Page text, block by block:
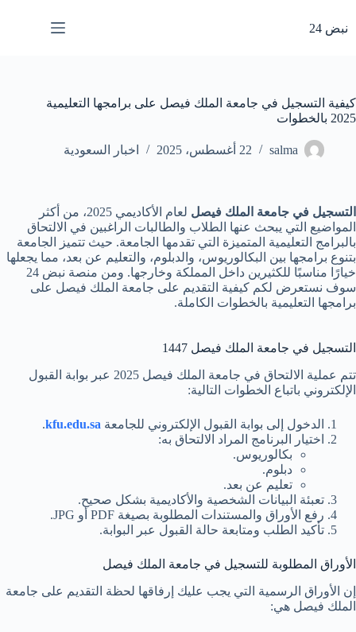
المحتوى
نبض 24
كيفية التسجيل في جامعة الملك فيصل على برامجها التعليمية
2025 بالخطوات
salma 22 أغسطس، 2025 اخبار السعودية
التسجيل في جامعة الملك فيصل
لعام الأكاديمي 2025، من أكثر
المواضيع التي يبحث عنها الطلاب والطالبات الراغبين في الالتحاق
بالبرامج التعليمية المتميزة التي تقدمها الجامعة. حيث تتميز الجامعة
بتنوع برامجها بين البكالوريوس، والدبلوم، والتعليم عن بعد، مما يجعلها
خيارًا مناسبًا للكثيرين داخل المملكة وخارجها. ومن منصة نبض 24
سوف نستعرض لكم كيفية التقديم على جامعة الملك فيصل على
برامجها التعليمية بالخطوات الكاملة.
التسجيل في جامعة الملك فيصل 1447
تتم عملية الالتحاق في جامعة الملك فيصل 2025 عبر بوابة القبول
الإلكتروني باتباع الخطوات التالية:
الدخول إلى بوابة القبول الإلكتروني للجامعة kfu.edu.sa
.
اختيار البرنامج المراد الالتحاق به:
بكالوريوس.
دبلوم.
تعليم عن بعد.
تعبئة البيانات الشخصية والأكاديمية بشكل صحيح.
رفع الأوراق والمستندات المطلوبة بصيغة PDF أو JPG.
تأكيد الطلب ومتابعة حالة القبول عبر البوابة.
الأوراق المطلوبة للتسجيل في جامعة الملك فيصل
إن الأوراق الرسمية التي يجب عليك إرفاقها لحظة التقديم على جامعة
الملك فيصل هي: